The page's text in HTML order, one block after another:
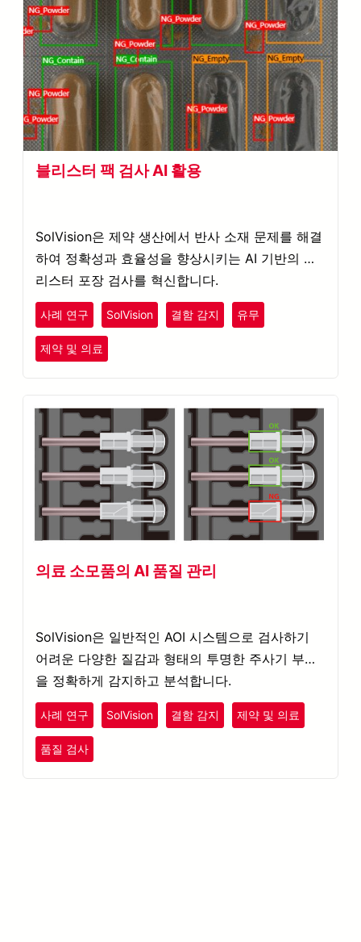
블리스터 팩 검사 AI 활용
SolVision은 제약 생산에서 반사 소재 문제를 해결
하여 정확성과 효율성을 향상시키는 AI 기반의 블
리스터 포장 검사를 혁신합니다.
사례 연구 SolVision 결함 감지 유무
제약 및 의료
의료 소모품의 AI 품질 관리
SolVision은 일반적인 AOI 시스템으로 검사하기
어려운 다양한 질감과 형태의 투명한 주사기 부품
을 정확하게 감지하고 분석합니다.
사례 연구 SolVision 결함 감지 제약 및 의료
품질 검사